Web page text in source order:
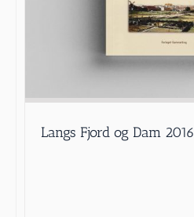
Langs Fjord og Dam 2016